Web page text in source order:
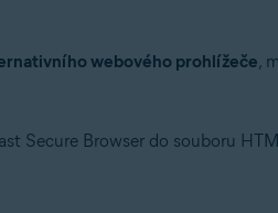
webového prohlížeče,
Secure Browser do souboru